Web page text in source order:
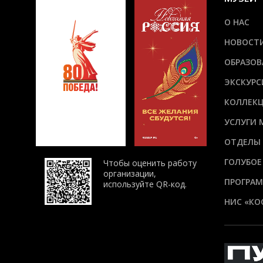
Чтобы оценить работу
организации,
используйте QR-код.
О НАС
УСЛУГИ
ОТДЕЛЫ
НИС